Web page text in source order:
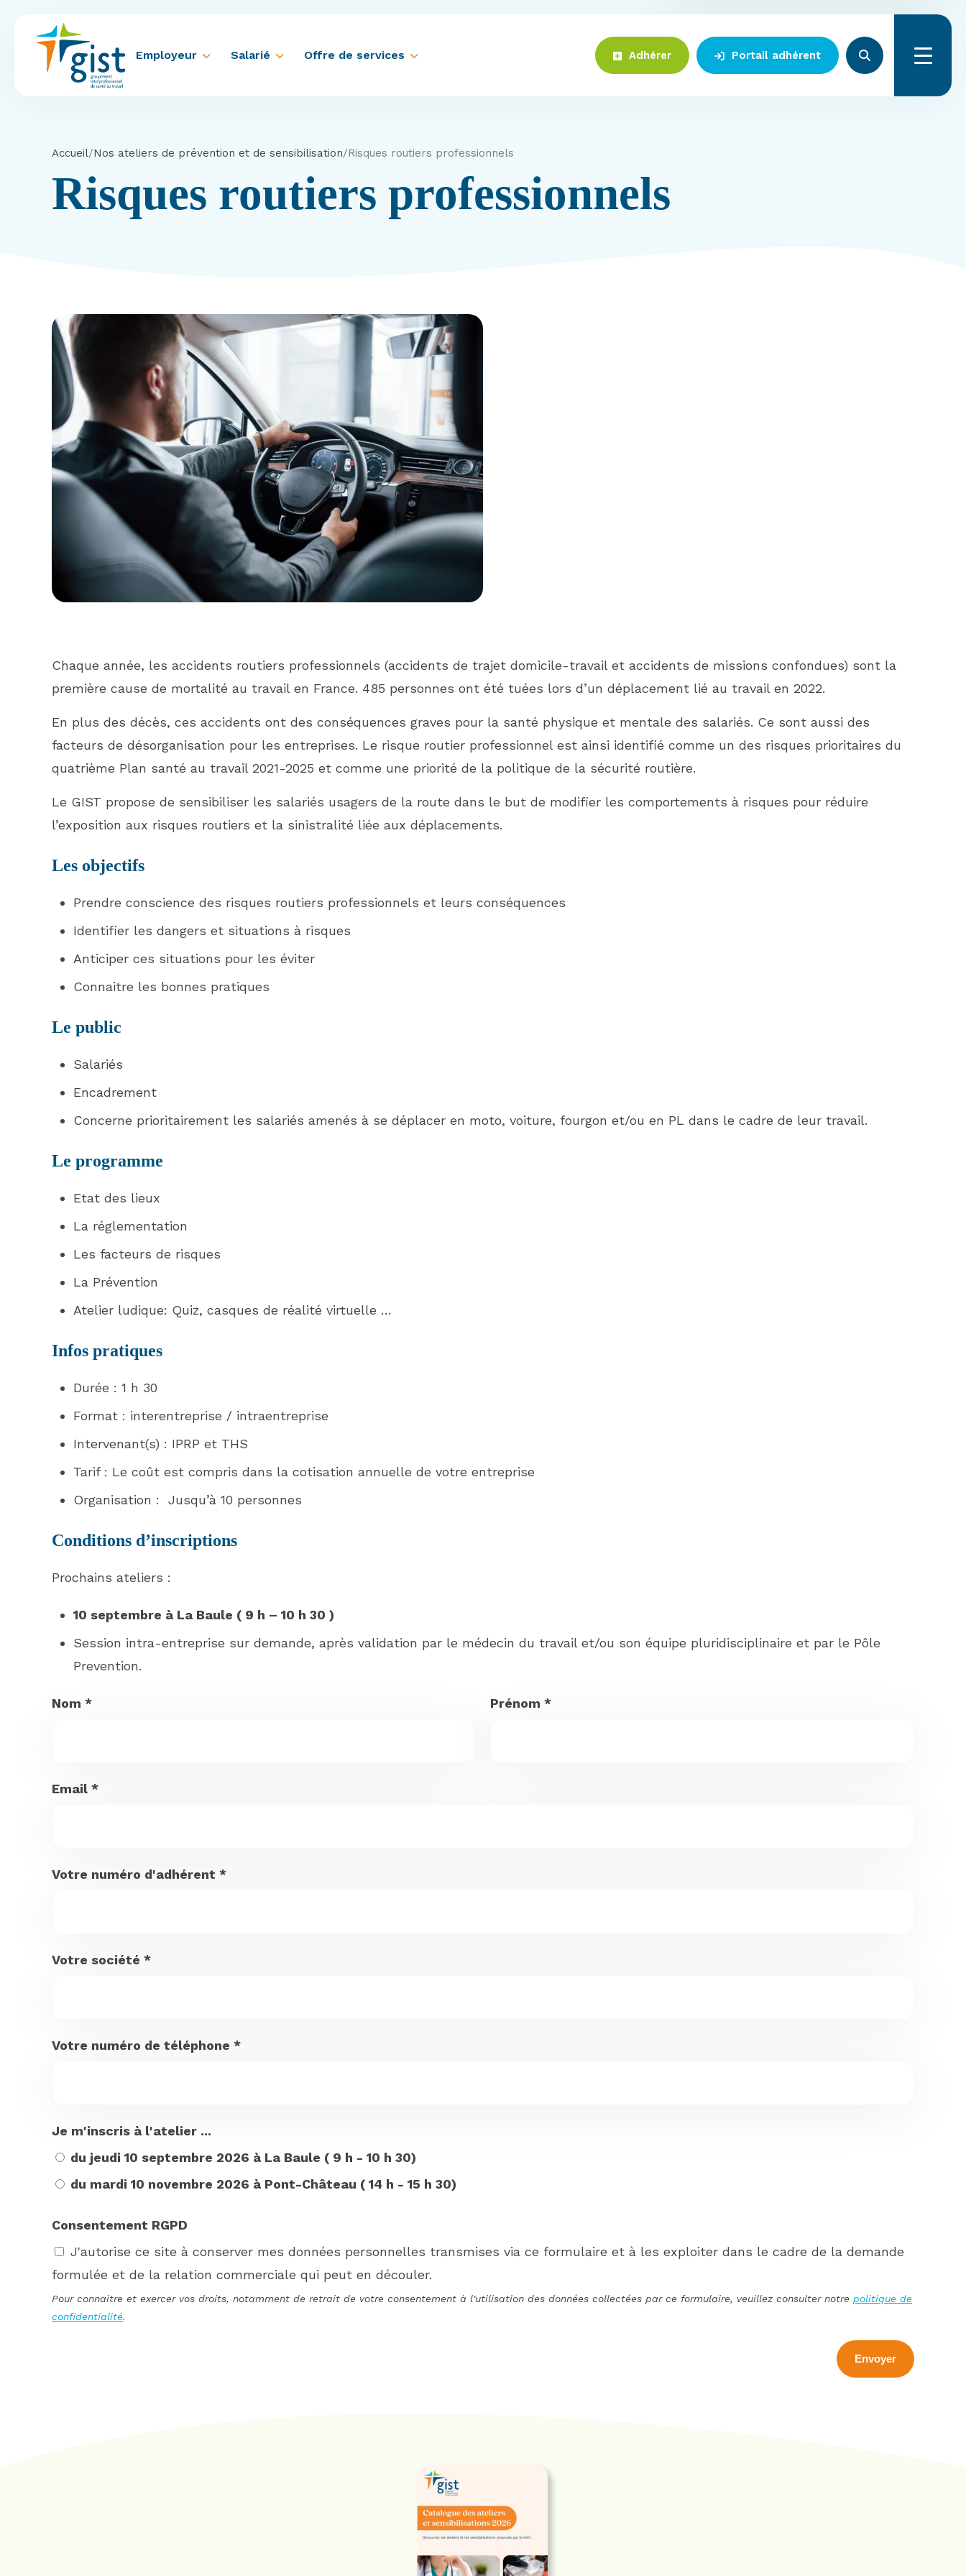
Employeur Salarié Offre de services Adhérer Portail adhérent
Accueil/Nos ateliers de prévention et de sensibilisation/Risques routiers professionnels
Risques routiers professionnels
Chaque année, les accidents routiers professionnels (accidents de trajet domicile-travail et accidents de missions confondues) sont la
première cause de mortalité au travail en France. 485 personnes ont été tuées lors d’un déplacement lié au travail en 2022.
En plus des décès, ces accidents ont des conséquences graves pour la santé physique et mentale des salariés. Ce sont aussi des
facteurs de désorganisation pour les entreprises. Le risque routier professionnel est ainsi identifié comme un des risques prioritaires du
quatrième Plan santé au travail 2021-2025 et comme une priorité de la politique de la sécurité routière.
Le GIST propose de sensibiliser les salariés usagers de la route dans le but de modifier les comportements à risques pour réduire
l’exposition aux risques routiers et la sinistralité liée aux déplacements.
Les objectifs
Prendre conscience des risques routiers professionnels et leurs conséquences
Identifier les dangers et situations à risques
Anticiper ces situations pour les éviter
Connaitre les bonnes pratiques
Le public
Salariés
Encadrement
Concerne prioritairement les salariés amenés à se déplacer en moto, voiture, fourgon et/ou en PL dans le cadre de leur travail.
Le programme
Etat des lieux
La réglementation
Les facteurs de risques
La Prévention
Atelier ludique: Quiz, casques de réalité virtuelle …
Infos pratiques
Durée : 1 h 30
Format : interentreprise / intraentreprise
Intervenant(s) : IPRP et THS
Tarif : Le coût est compris dans la cotisation annuelle de votre entreprise
Organisation : Jusqu’à 10 personnes
Conditions d’inscriptions
Prochains ateliers :
10 septembre à La Baule ( 9 h – 10 h 30 )
Session intra-entreprise sur demande, après validation par le médecin du travail et/ou son équipe pluridisciplinaire et par le Pôle
Prevention.
Nom * Prénom *
Email *
Votre numéro d'adhérent *
Votre société *
Votre numéro de téléphone *
Je m'inscris à l'atelier ...
du jeudi 10 septembre 2026 à La Baule ( 9 h - 10 h 30)
du mardi 10 novembre 2026 à Pont-Château ( 14 h - 15 h 30)
Consentement RGPD
J'autorise ce site à conserver mes données personnelles transmises via ce formulaire et à les exploiter dans le cadre de la demande
formulée et de la relation commerciale qui peut en découler.
Pour connaitre et exercer vos droits, notamment de retrait de votre consentement à l'utilisation des données collectées par ce formulaire, veuillez consulter notre politique de
confidentialité.
Envoyer